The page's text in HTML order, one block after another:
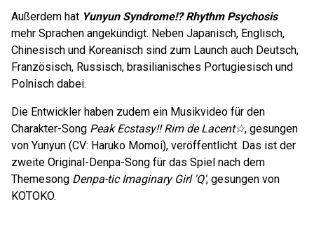
Außerdem hat Yunyun Syndrome!? Rhythm Psychosis
mehr Sprachen angekündigt. Neben Japanisch, Englisch,
Chinesisch und Koreanisch sind zum Launch auch Deutsch,
Französisch, Russisch, brasilianisches Portugiesisch und
Polnisch dabei.
Die Entwickler haben zudem ein Musikvideo für den
Charakter-Song Peak Ecstasy!! Rim de Lacent☆, gesungen
von Yunyun (CV: Haruko Momoi), veröffentlicht. Das ist der
zweite Original-Denpa-Song für das Spiel nach dem
Themesong Denpa-tic Imaginary Girl 'Q', gesungen von
KOTOKO.